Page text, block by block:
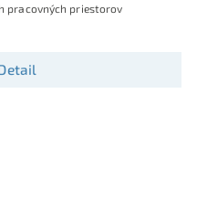
pracovných priestorov